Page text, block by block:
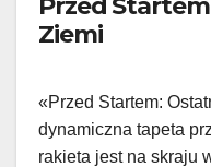
Ziemi
«Przed Startem:
dynamiczna tapeta
rakieta jest na skraju